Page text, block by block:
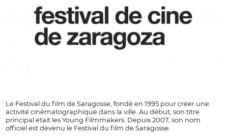
Le Festival du film de Saragosse, fondé en 1995 pour créer une
activité cinématographique dans la ville. Au début, son titre
principal était les Young Filmmakers. Depuis 2007, son nom
officiel est devenu le Festival du film de Saragosse.